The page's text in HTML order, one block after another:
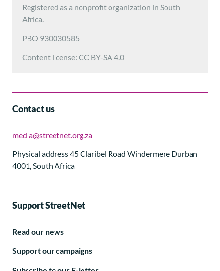
Registered as a nonprofit organization in South
Africa.
PBO 930030585
Content license: CC BY-SA 4.0
Contact us
media@streetnet.org.za
Physical address 45 Claribel Road Windermere Durban
4001, South Africa
Support StreetNet
Read our news
Support our campaigns